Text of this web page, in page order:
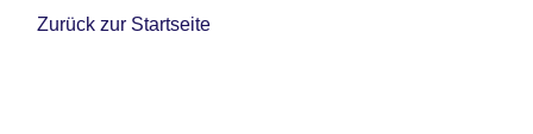
Zurück zur Startseite